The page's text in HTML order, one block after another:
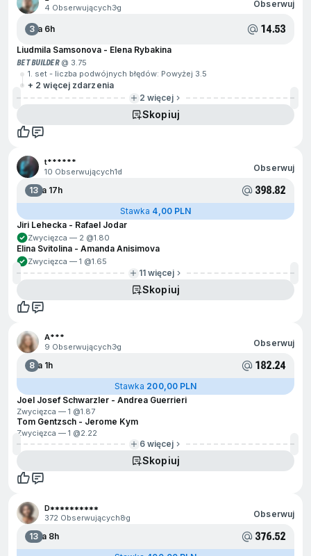
4 Obserwujących3g Obserwuj
3Za 6h 14.53
Liudmila Samsonova - Elena Rybakina
BET BUILDER@ 3.75
1. set - liczba podwójnych błędów: Powyżej 3.5
+ 2 więcej zdarzenia
2 więcej
Skopiuj
t******
10 Obserwujących1d Obserwuj
13Za 17h 398.82
Stawka 4,00 PLN
Jiri Lehecka - Rafael Jodar
Zwycięzca — 2 @1.80
Elina Svitolina - Amanda Anisimova
Zwycięzca — 1 @1.65
11 więcej
Skopiuj
A***
9 Obserwujących3g Obserwuj
8Za 1h 182.24
Stawka 200,00 PLN
Joel Josef Schwarzler - Andrea Guerrieri
Zwycięzca — 1 @1.87
Tom Gentzsch - Jerome Kym
Zwycięzca — 1 @2.22
6 więcej
Skopiuj
D**********
372 Obserwujących8g Obserwuj
13Za 8h 376.52